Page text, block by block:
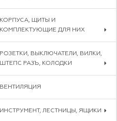
КОРПУСА, ЩИТЫ И
КОМПЛЕКТУЮЩИЕ ДЛЯ НИХ
РОЗЕТКИ, ВЫКЛЮЧАТЕЛИ, ВИЛКИ,
ШТЕПС РАЗЪ, КОЛОДКИ
ВЕНТИЛЯЦИЯ
ИНСТРУМЕНТ, ЛЕСТНИЦЫ, ЯЩИКИ